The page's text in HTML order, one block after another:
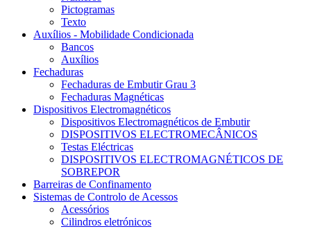
Pictogramas
Texto
Auxílios - Mobilidade Condicionada
Bancos
Auxílios
Fechaduras
Fechaduras de Embutir Grau 3
Fechaduras Magnéticas
Dispositivos Electromagnéticos
Dispositivos Electromagnéticos de Embutir
DISPOSITIVOS ELECTROMECÂNICOS
Testas Eléctricas
DISPOSITIVOS ELECTROMAGNÉTICOS DE
SOBREPOR
Barreiras de Confinamento
Sistemas de Controlo de Acessos
Acessórios
Cilindros eletrónicos